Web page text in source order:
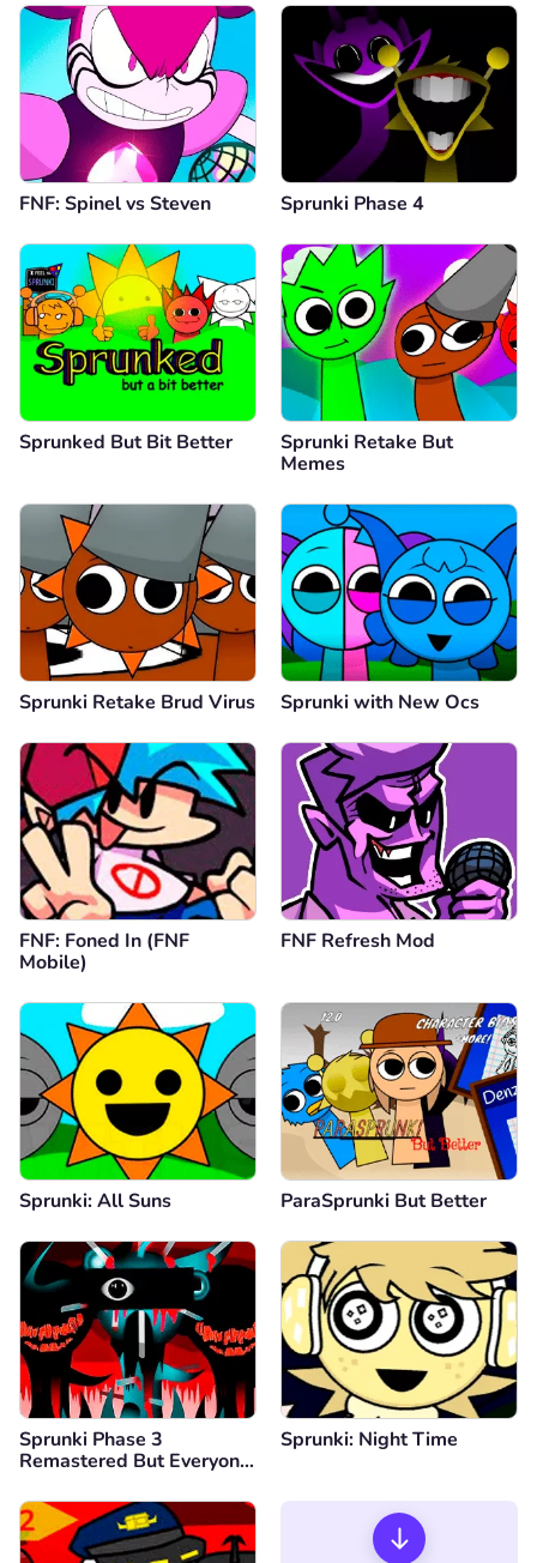
FNF: Spinel vs Steven Sprunki Phase 4
Sprunked But Bit Better
Sprunki Retake But
Memes
Sprunki Retake Brud Virus Sprunki with New Ocs
FNF: Foned In (FNF
Mobile)
FNF Refresh Mod
Sprunki: All Suns ParaSprunki But Better
Sprunki Phase 3
Remastered But Everyone
Sprunki: Night Time